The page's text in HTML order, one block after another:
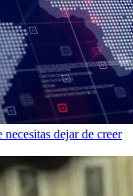
dejar de creer